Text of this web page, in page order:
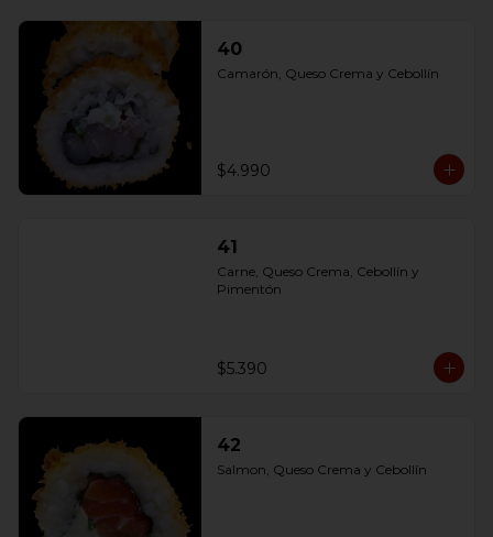
40
Camarón, Queso Crema y Cebollín
$4.990
41
Carne, Queso Crema, Cebollín y
Pimentón
$5.390
42
Salmon, Queso Crema y Cebollín